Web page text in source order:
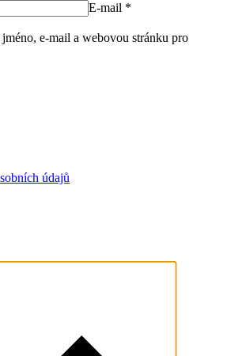
E-mail *
e-mail a webovou stránku pro
údajů